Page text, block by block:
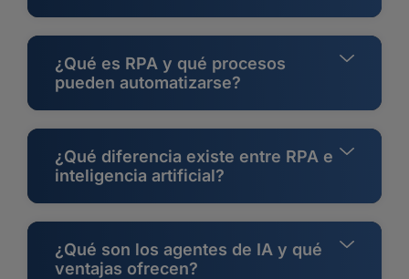
¿Qué es RPA y qué procesos
pueden automatizarse?
¿Qué diferencia existe entre RPA e
inteligencia artificial?
¿Qué son los agentes de IA y qué
ventajas ofrecen?